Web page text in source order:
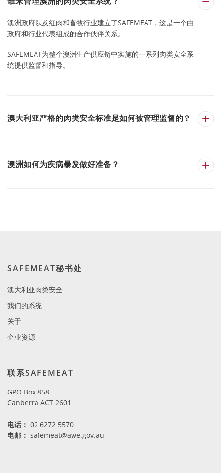
澳洲政府以及红肉和畜牧行业建立了SAFEMEAT，这是一个由
政府和行业代表组成的合作伙伴关系。
SAFEMEAT为整个澳洲生产供应链中实施的一系列肉类安全系
统提供监督和指导。
澳大利亚严格的肉类安全标准是如何被管理监督的？
澳洲如何为疾病暴发做好准备？
SAFEMEAT秘书处
澳大利亚肉类安全
我们的系统
关于
企业资源
联系SAFEMEAT
GPO Box 858
Canberra ACT 2601
电话 ： 02 6272 5570
电邮： safemeat@awe.gov.au